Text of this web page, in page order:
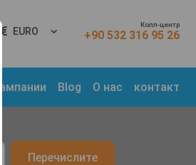
EURO
Колл-центр
+90 532 316 95 26
Blog О нас контакт
Перечислите